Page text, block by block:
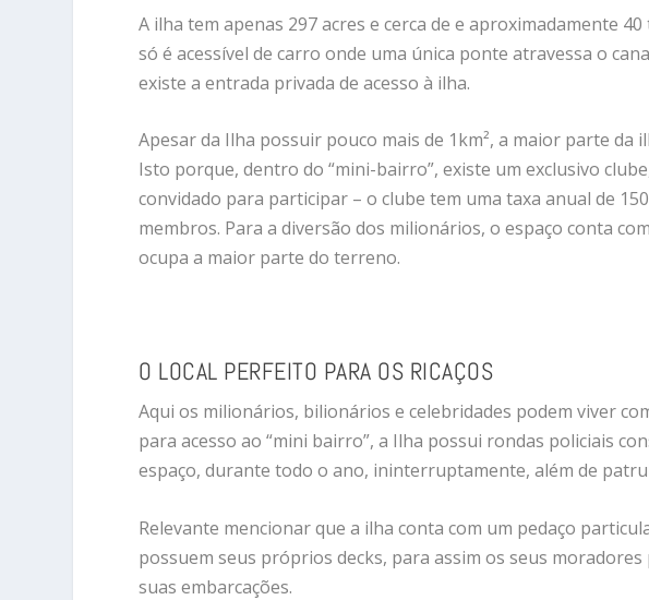
A ilha tem apenas 297 acres e cerca de e aproximadamente
só é acessível de carro onde uma única ponte atravessa o
existe a entrada privada de acesso à ilha.
Apesar da Ilha possuir pouco mais de 1km², a maior parte da
Isto porque, dentro do “mini-bairro”, existe um exclusivo
convidado para participar – o clube tem uma taxa anual de
membros. Para a diversão dos milionários, o espaço conta
ocupa a maior parte do terreno.
O LOCAL PERFEITO PARA OS RICAÇOS
Aqui os milionários, bilionários e celebridades podem viver
para acesso ao “mini bairro”, a Ilha possui rondas policiais
espaço, durante todo o ano, ininterruptamente, além de
Relevante mencionar que a ilha conta com um pedaço
possuem seus próprios decks, para assim os seus
suas embarcações.